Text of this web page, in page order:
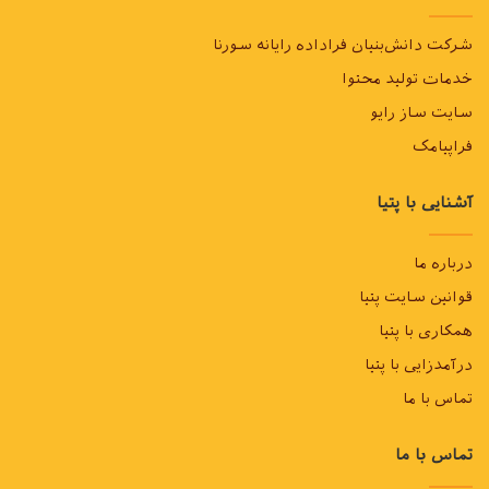
بهترین نوع طوطی برای نگهداری در منزل
حیوانات اهلی چیست
خرید انواع لوازم حیوانات خانگی
غذای خشک حیوانات
لوازم آرایشی بهداشتی حیوانات خانگی
لیست حیوانات خانگی
نگهداری حیوانات در منزل
شرکت دانش‌بنیان فراداده رایانه سورنا
خدمات تولید محتوا
سایت ساز رایو
فراپیامک
آشنایی با پتیا
درباره ما
قوانین سایت پتیا
همکاری با پتیا
درآمدزایی با پتیا
تماس با ما
تماس با ما